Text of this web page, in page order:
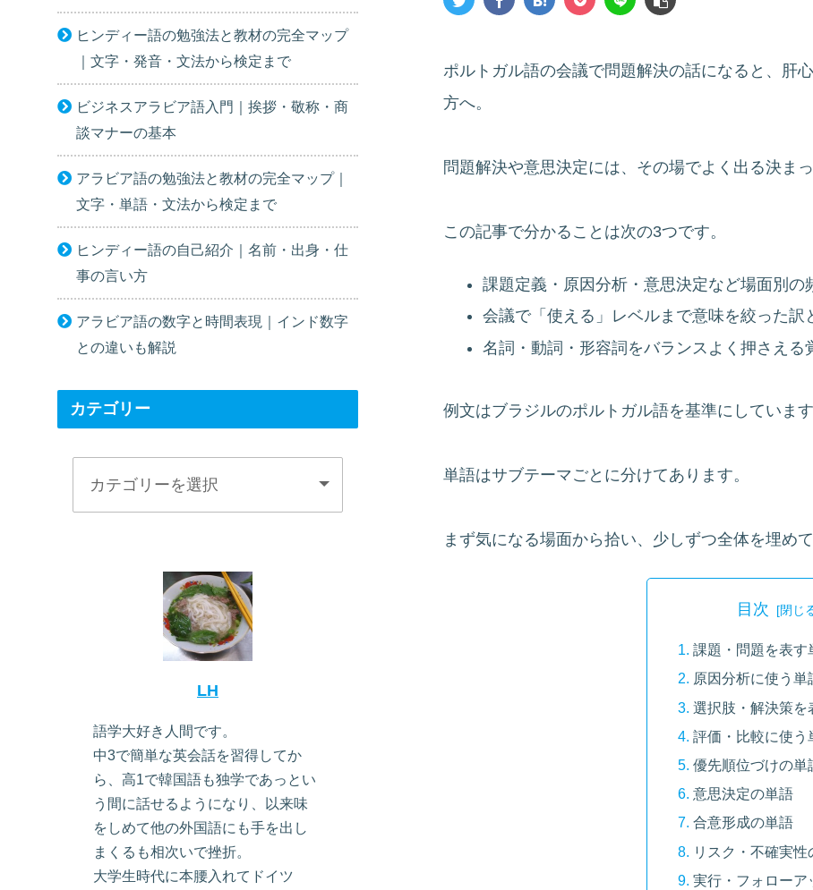
ポルトガル語の会議で問題解決の話になると、肝
方へ。
問題解決や意思決定には、その場でよく出る決ま
この記事で分かることは次の3つです。
課題定義・原因分析・意思決定など場面別の
会議で「使える」レベルまで意味を絞った訳
名詞・動詞・形容詞をバランスよく押さえる
例文はブラジルのポルトガル語を基準にしています
単語はサブテーマごとに分けてあります。
まず気になる場面から拾い、少しずつ全体を埋め
目次
課題・問題を表す
原因分析に使う単
選択肢・解決策を
評価・比較に使う
優先順位づけの単
意思決定の単語
合意形成の単語
リスク・不確実性
実行・フォローア
ヒンディー語の勉強法と教材の完全マップ
｜文字・発音・文法から検定まで
ビジネスアラビア語入門｜挨拶・敬称・商
談マナーの基本
アラビア語の勉強法と教材の完全マップ｜
文字・単語・文法から検定まで
ヒンディー語の自己紹介｜名前・出身・仕
事の言い方
アラビア語の数字と時間表現｜インド数字
との違いも解説
カテゴリー
LH
語学大好き人間です。
中3で簡単な英会話を習得してか
ら、高1で韓国語も独学であっとい
う間に話せるようになり、以来味
をしめて他の外国語にも手を出し
まくるも相次いで挫折。
大学生時代に本腰入れてドイツ